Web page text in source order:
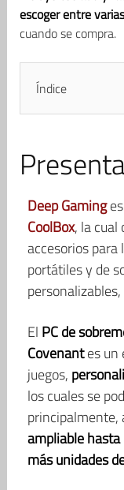
escoger entre
cuando se compra.
Índice
Deep Gaming
CoolBox, la cual
accesorios para
portátiles y de
El PC de
Covenantes un
juegos,
los cuales se
principalmente,
ampliable hasta
más unidades